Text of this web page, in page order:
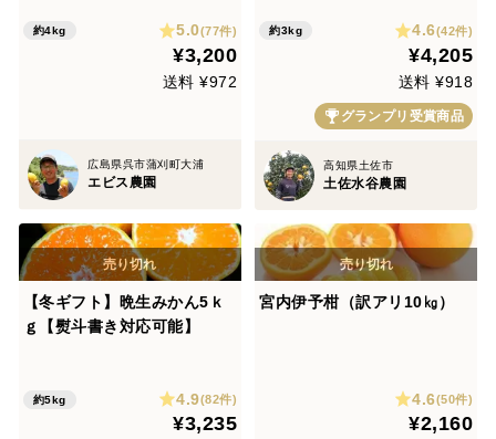
約4kg 5.0(77件)
¥3,200
送料 ¥972
広島県呉市蒲刈町大浦
エビス農園
わせ®︎ ※北海道への配送は
できません 2027年1月下旬
約3kg 4.6(42件)
¥4,205
送料 ¥918
グランプリ受賞商品
高知県土佐市
土佐水谷農園
【冬ギフト】晩生みかん5ｋ
ｇ【熨斗書き対応可能】
約5kg 4.9(82件)
¥3,235
宮内伊予柑（訳アリ10㎏）
4.6(50件)
¥2,160